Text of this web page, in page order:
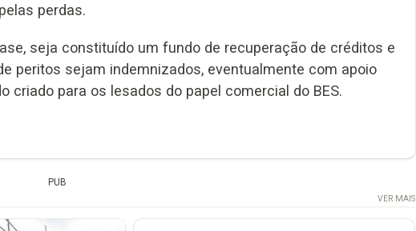
perdas.
seja constituído um fundo de recuperação de créditos e
peritos sejam indemnizados, eventualmente com apoio
criado para os lesados do papel comercial do BES.
PUB
VER MAIS